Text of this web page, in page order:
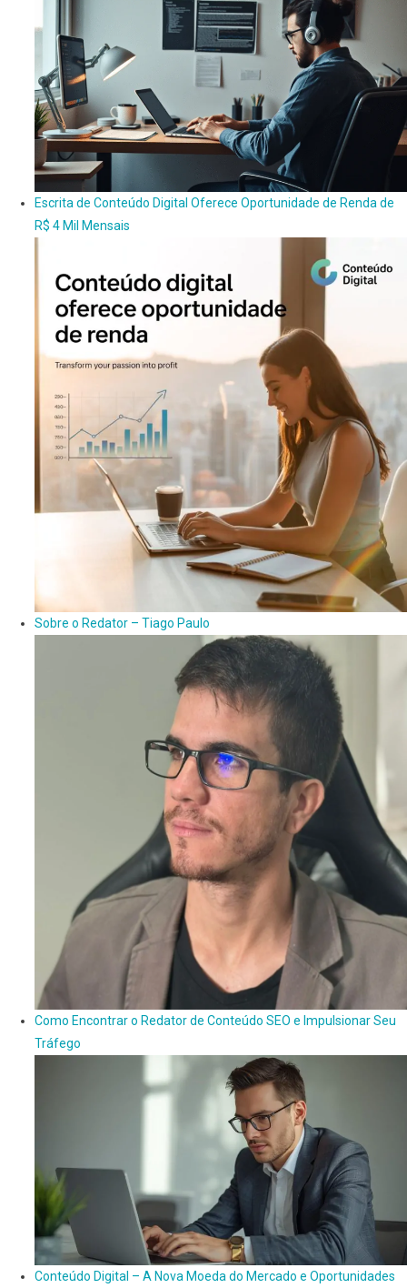
Escrita de Conteúdo Digital Oferece Oportunidade de Renda de
R$ 4 Mil Mensais
Sobre o Redator – Tiago Paulo
Como Encontrar o Redator de Conteúdo SEO e Impulsionar Seu
Tráfego
Conteúdo Digital – A Nova Moeda do Mercado e Oportunidades